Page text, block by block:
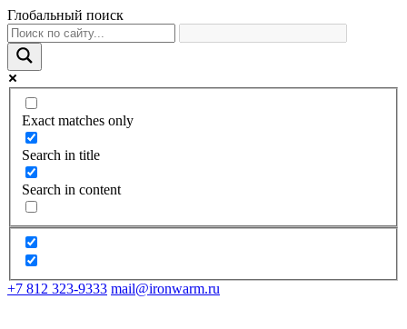
Глобальный поиск
Exact matches only
Search in title
Search in content
+7 812 323-9333 mail@ironwarm.ru